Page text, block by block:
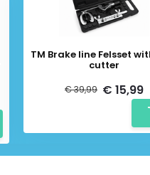
TM Brake line Felsset
cutter
€ 39,99 € 15,99